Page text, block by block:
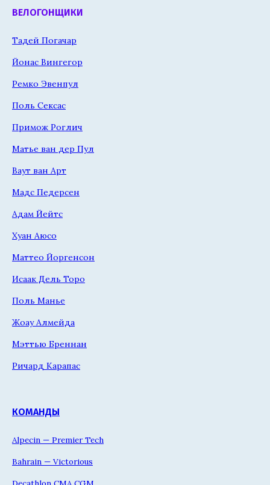
ВЕЛОГОНЩИКИ
Тадей Погачар
Йонас Вингегор
Ремко Эвенпул
Поль Сексас
Примож Роглич
Матье ван дер Пул
Ваут ван Арт
Мадс Педерсен
Адам Йейтс
Хуан Аюсо
Маттео Йоргенсон
Исаак Дель Торо
Поль Манье
Жоау Алмейда
Мэттью Бреннан
Ричард Карапас
КОМАНДЫ
Alpecin — Premier Tech
Bahrain — Victorious